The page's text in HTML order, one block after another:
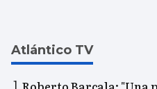
Atlántico TV